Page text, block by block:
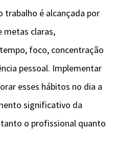
trabalho é alcançada por
metas claras,
foco, concentração
pessoal. Implementar
esses hábitos no dia a
significativo da
o profissional quanto